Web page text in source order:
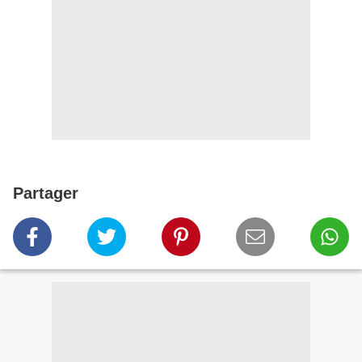
Partager